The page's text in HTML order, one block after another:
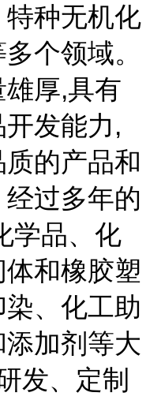
种无机化
个领域。
厚,具有
发能力,
的产品和
过多年的
学品、化
和橡胶塑
、化工助
加剂等大
发、定制